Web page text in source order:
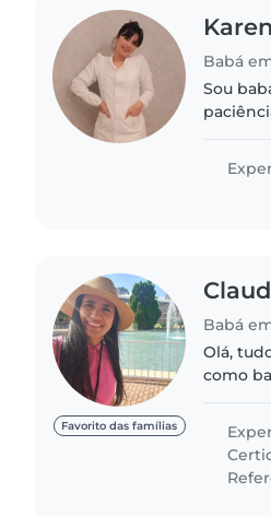
Babá
Sou
Favorito das famílias
Babá
Olá, tudo bem? 😊 Meu
como